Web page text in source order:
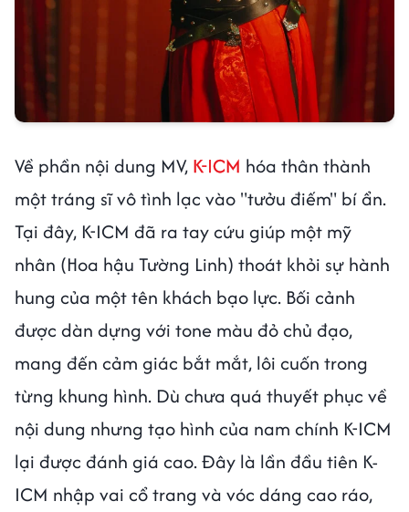
Về phần nội dung MV, K-ICM hóa thân thành
một tráng sĩ vô tình lạc vào "tưởu điếm" bí ẩn.
Tại đây, K-ICM đã ra tay cứu giúp một mỹ
nhân (Hoa hậu Tường Linh) thoát khỏi sự hành
hung của một tên khách bạo lực. Bối cảnh
được dàn dựng với tone màu đỏ chủ đạo,
mang đến cảm giác bắt mắt, lôi cuốn trong
từng khung hình. Dù chưa quá thuyết phục về
nội dung nhưng tạo hình của nam chính K-ICM
lại được đánh giá cao. Đây là lần đầu tiên K-
ICM nhập vai cổ trang và vóc dáng cao ráo,